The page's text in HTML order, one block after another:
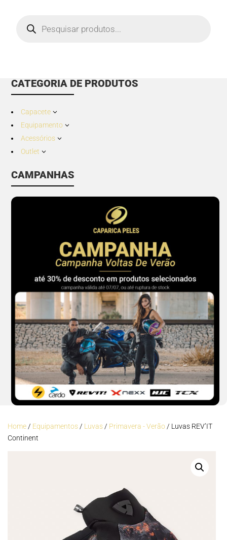
search
CATEGORIA DE PRODUTOS
Capacete 3
Equipamento 3
Acessórios 3
Outlet 3
CAMPANHAS
Home/ Equipamentos/ Luvas/ Primavera - Verão / Luvas REV’IT
Continent